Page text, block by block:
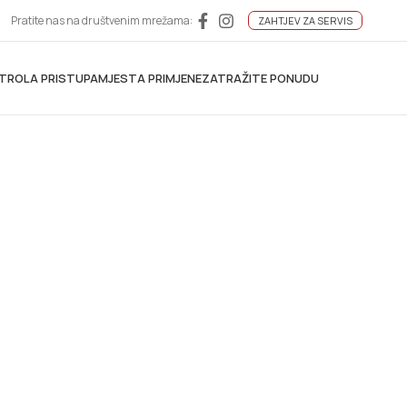
Pratite nas na društvenim mrežama: ZAHTJEV ZA SERVIS
PRISTUPAMJESTA PRIMJENEZATRAŽITE PONUDU